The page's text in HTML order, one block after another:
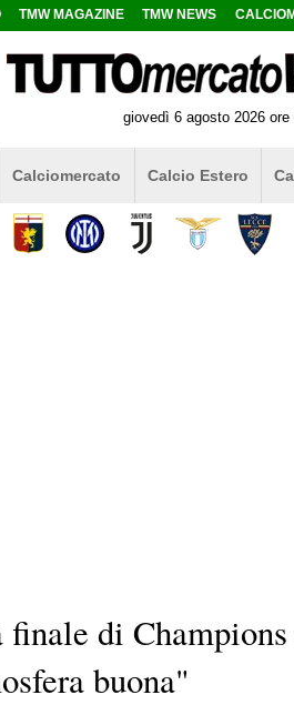
TMW MAGAZINE TMW NEWS
giovedì 6 agosto 2026 ore
Calciomercato Calcio Estero
di
buona"